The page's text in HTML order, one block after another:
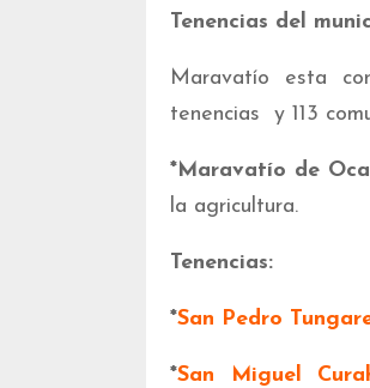
Tenencias del
Maravatío esta
tenencias y 113
*Maravatío de
la agricultura.
Tenencias:
*San Pedro
*San Miguel